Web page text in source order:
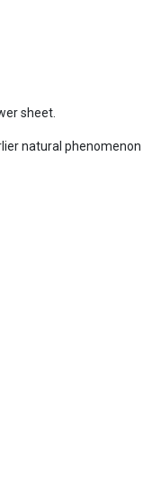
sheet.
natural phenomenon